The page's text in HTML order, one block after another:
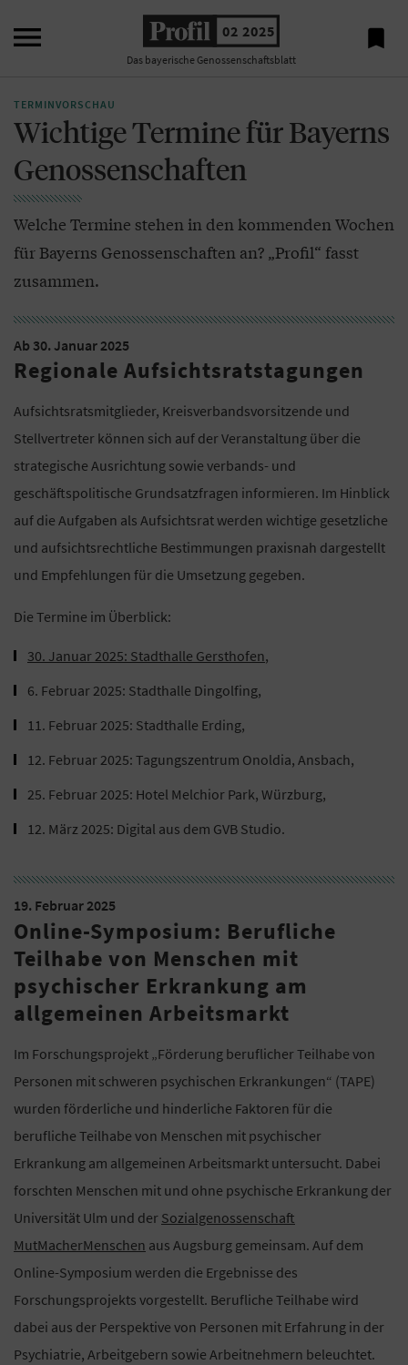
 02 2025
Das bayerische Genossenschaftsblatt

TERMINVORSCHAU
Wichtige Termine für Bayerns
Genossenschaften
Welche Termine stehen in den kommenden Wochen
für Bayerns Genossenschaften an? „Profil“ fasst
zusammen.
Ab 30. Januar 2025
Regionale Aufsichtsratstagungen
Aufsichtsratsmitglieder, Kreisverbandsvorsitzende und
Stellvertreter können sich auf der Veranstaltung über die
strategische Ausrichtung sowie verbands- und
geschäftspolitische Grundsatzfragen informieren. Im Hinblick
auf die Aufgaben als Aufsichtsrat werden wichtige gesetzliche
und aufsichtsrechtliche Bestimmungen praxisnah dargestellt
und Empfehlungen für die Umsetzung gegeben.
Die Termine im Überblick:
30. Januar 2025: Stadthalle Gersthofen,
6. Februar 2025: Stadthalle Dingolfing,
11. Februar 2025: Stadthalle Erding,
12. Februar 2025: Tagungszentrum Onoldia, Ansbach,
25. Februar 2025: Hotel Melchior Park, Würzburg,
12. März 2025: Digital aus dem GVB Studio.
19. Februar 2025
Online-Symposium: Berufliche
Teilhabe von Menschen mit
psychischer Erkrankung am
allgemeinen Arbeitsmarkt
Im Forschungsprojekt „Förderung beruflicher Teilhabe von
Personen mit schweren psychischen Erkrankungen“ (TAPE)
wurden förderliche und hinderliche Faktoren für die
berufliche Teilhabe von Menschen mit psychischer
Erkrankung am allgemeinen Arbeitsmarkt untersucht. Dabei
forschten Menschen mit und ohne psychische Erkrankung der
Universität Ulm und der Sozialgenossenschaft
MutMacherMenschen aus Augsburg gemeinsam. Auf dem
Online-Symposium werden die Ergebnisse des
Forschungsprojekts vorgestellt. Berufliche Teilhabe wird
dabei aus der Perspektive von Personen mit Erfahrung in der
Psychiatrie, Arbeitgebern sowie Arbeitnehmern beleuchtet.